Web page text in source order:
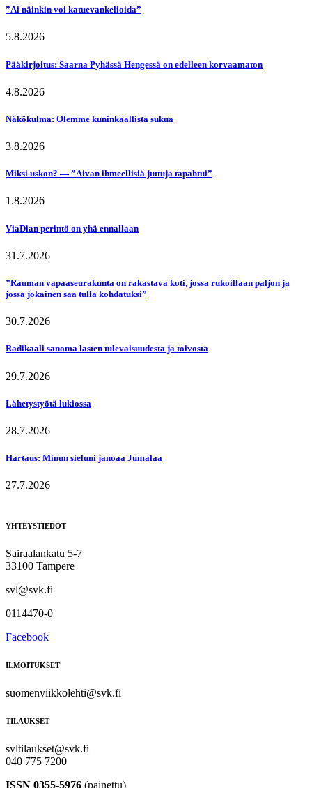
”Ai näinkin voi katuevankelioida”
5.8.2026
Pääkirjoitus: Saarna Pyhässä Hengessä on edelleen korvaamaton
4.8.2026
Näkökulma: Olemme kuninkaallista sukua
3.8.2026
Miksi uskon? — ”Aivan ihmeellisiä juttuja tapahtui”
1.8.2026
ViaDian perintö on yhä ennallaan
31.7.2026
”Rauman vapaaseurakunta on rakastava koti, jossa rukoillaan paljon ja
jossa jokainen saa tulla kohdatuksi”
30.7.2026
Radikaali sanoma lasten tulevaisuudesta ja toivosta
29.7.2026
Lähetystyötä lukiossa
28.7.2026
Hartaus: Minun sieluni janoaa Jumalaa
27.7.2026
YHTEYSTIEDOT
Sairaalankatu 5-7
33100 Tampere
svl@svk.fi
0114470-0
Facebook
ILMOITUKSET
suomenviikkolehti@svk.fi
TILAUKSET
svltilaukset@svk.fi
040 775 7200
ISSN 0355-5976 (painettu)